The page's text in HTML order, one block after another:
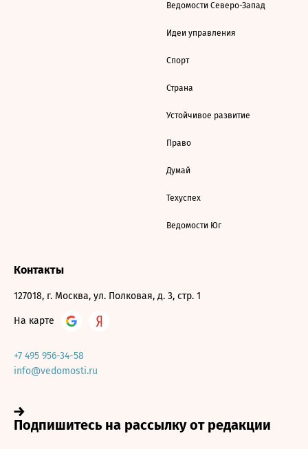
Ведомости Северо-Запад
Идеи управления
Спорт
Страна
Устойчивое развитие
Право
Думай
Техуспех
Ведомости Юг
Контакты
127018, г. Москва, ул. Полковая, д. 3, стр. 1
На карте
+7 495 956-34-58
info@vedomosti.ru